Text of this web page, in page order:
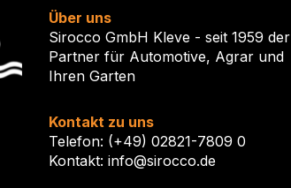
Über uns
Sirocco GmbH Kleve - seit 1959 der
Partner für Automotive, Agrar und
Ihren Garten
Kontakt zu uns
Telefon: (+49) 02821-7809 0
Kontakt: info@sirocco.de